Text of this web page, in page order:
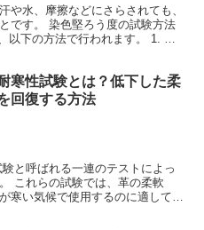
や水、摩擦などにさらされても、
です。 染色堅ろう度の試験方法
の方法で行われます。 1. 革
価する上で重要な項目です。染色
色移りがしにくいため、長く愛用
寒性試験とは？低下した柔
回復する方法
これらの試験では、革の柔軟
寒い気候で使用するのに適してい